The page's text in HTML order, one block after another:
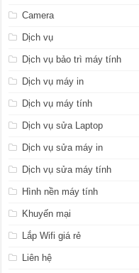
Camera
Dịch vụ
Dịch vụ bảo trì máy tính
Dịch vụ máy in
Dịch vụ máy tính
Dịch vụ sửa Laptop
Dịch vụ sửa máy in
Dịch vụ sửa máy tính
Hình nền máy tính
Khuyến mại
Lắp Wifi giá rẻ
Liên hệ